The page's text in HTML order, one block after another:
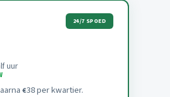
24/7 SPOED
uur
€38 per kwartier.